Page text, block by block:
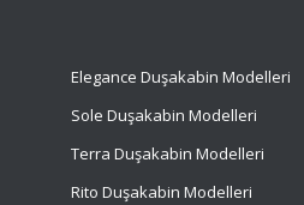
Elegance Duşakabin Modelleri
Sole Duşakabin Modelleri
Terra Duşakabin Modelleri
Rito Duşakabin Modelleri